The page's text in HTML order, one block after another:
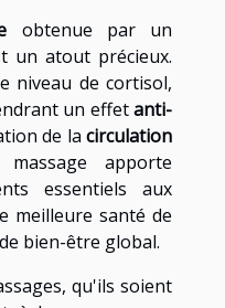
obtenue par un
un atout précieux.
niveau de cortisol,
un effetanti-
de la circulation
apporte
essentiels aux
meilleure santé de
bien-être global.
qu'ils soient